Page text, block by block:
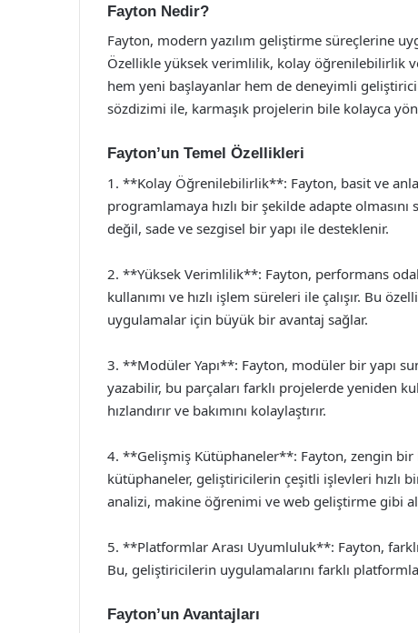
Fayton Nedir?
Fayton, modern yazılım geliştirme süreçlerine
Özellikle yüksek verimlilik, kolay öğrenilebilirlik
hem yeni başlayanlar hem de deneyimli
sözdizimi ile, karmaşık projelerin bile kolayca
Fayton’un Temel Özellikleri
1. **Kolay Öğrenilebilirlik**: Fayton, basit ve
programlamaya hızlı bir şekilde adapte
değil, sade ve sezgisel bir yapı ile desteklenir.
2. **Yüksek Verimlilik**: Fayton, performans
kullanımı ve hızlı işlem süreleri ile çalışır. Bu
uygulamalar için büyük bir avantaj sağlar.
3. **Modüler Yapı**: Fayton, modüler bir yapı
yazabilir, bu parçaları farklı projelerde yeniden
hızlandırır ve bakımını kolaylaştırır.
4. **Gelişmiş Kütüphaneler**: Fayton, zengin
kütüphaneler, geliştiricilerin çeşitli işlevleri hızlı
analizi, makine öğrenimi ve web geliştirme gibi
5. **Platformlar Arası Uyumluluk**: Fayton,
Bu, geliştiricilerin uygulamalarını farklı
Fayton’un Avantajları